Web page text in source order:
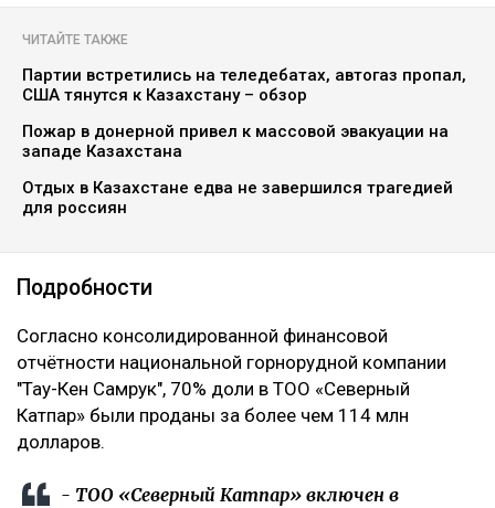
ЧИТАЙТЕ ТАКЖЕ
Партии встретились на теледебатах, автогаз пропал,
США тянутся к Казахстану – обзор
Пожар в донерной привел к массовой эвакуации на
западе Казахстана
Отдых в Казахстане едва не завершился трагедией
для россиян
Подробности
Согласно консолидированной финансовой
отчётности национальной горнорудной компании
"Тау-Кен Самрук", 70% доли в ТОО «Северный
Катпар» были проданы за более чем 114 млн
долларов.
- ТОО «Северный Катпар» включен в